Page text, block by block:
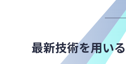
最新技術を用いる